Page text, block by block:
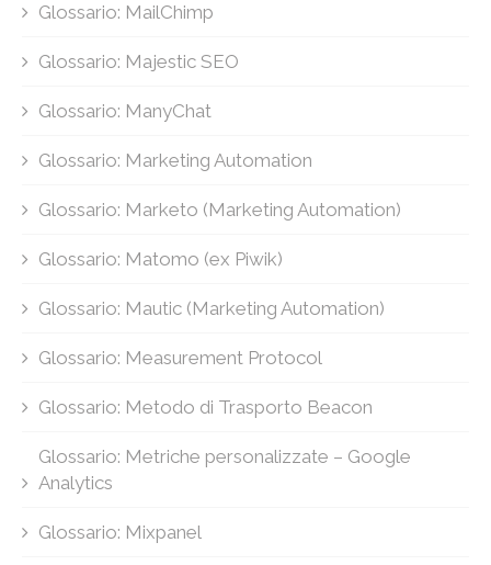
Glossario: MailChimp
Glossario: Majestic SEO
Glossario: ManyChat
Glossario: Marketing Automation
Glossario: Marketo (Marketing Automation)
Glossario: Matomo (ex Piwik)
Glossario: Mautic (Marketing Automation)
Glossario: Measurement Protocol
Glossario: Metodo di Trasporto Beacon
Glossario: Metriche personalizzate – Google
Analytics
Glossario: Mixpanel